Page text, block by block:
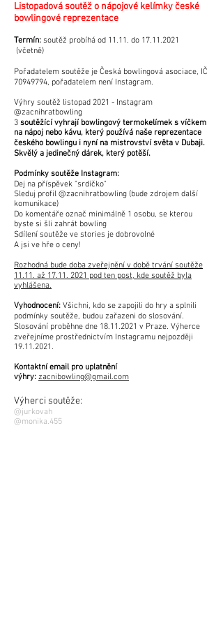
Listopadová soutěž o nápojové kelímky české
bowlingové reprezentace
Termín: soutěž probíhá od 11.11. do 17.11.2021
(včetně)
Pořadatelem soutěže je Česká bowlingová asociace, IČ
70949794, pořadatelem není Instagram.
Výhry soutěž listopad 2021 - Instagram
@zacnihratbowling
3 soutěžící vyhrají bowlingový termokelímek s víčkem
na nápoj nebo kávu, který používá naše reprezentace
českého bowlingu i nyní na mistrovství světa v Dubaji.
Skvělý a jedinečný dárek, který potěší.
Podmínky soutěže Instagram:
Dej na příspěvek "srdíčko"
Sleduj profil @zacnihratbowling (bude zdrojem další
komunikace)
Do komentáře označ minimálně 1 osobu, se kterou
byste si šli zahrát bowling
Sdílení soutěže ve stories je dobrovolné
A jsi ve hře o ceny!
Rozhodná bude doba zveřejnění v době trvání soutěže
11.11. až 17.11. 2021 pod ten post, kde soutěž byla
vyhlášena.
Vyhodnocení: Všichni, kdo se zapojili do hry a splnili
podmínky soutěže, budou zařazeni do slosování.
Slosování proběhne dne 18.11.2021 v Praze. Výherce
zveřejníme prostřednictvím Instagramu nejpozději
19.11.2021 .
Kontaktní email pro uplatnění
výhry: zacnibowling@gmail.com
Výherci soutěže:
@jurkovah
@monika.455